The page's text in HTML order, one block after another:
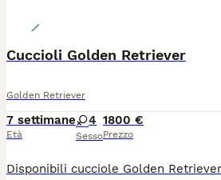
Cuccioli Golden Retriever
Golden Retriever
7 settimane
Età
4
Sesso
1800 €
Prezzo